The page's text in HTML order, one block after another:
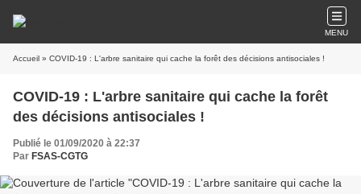
MENU
Accueil » COVID-19 : L'arbre sanitaire qui cache la forêt des décisions antisociales !
COVID-19 : L'arbre sanitaire qui cache la forêt
des décisions antisociales !
Publié le 01/09/2020 à 22:37
Par FSAS-CGTG